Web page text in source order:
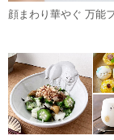
顔まわり華やぐ 万能